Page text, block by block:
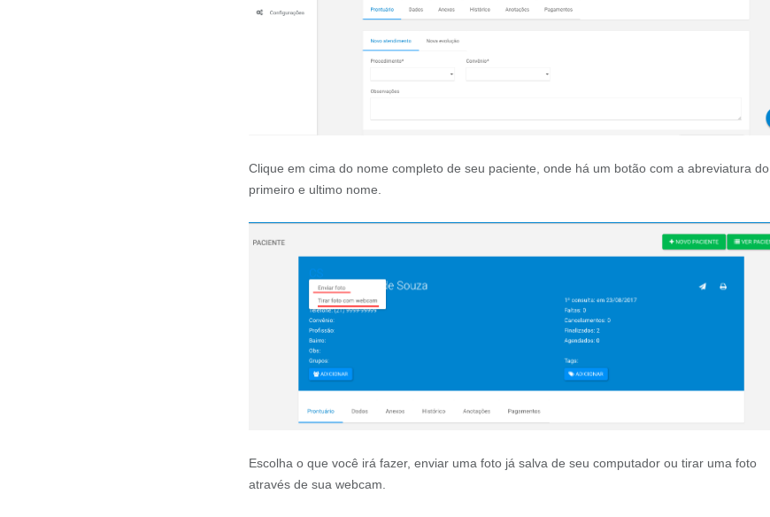
Clique em cima do nome completo de seu paciente, onde há um botão com a abreviatura do
primeiro e ultimo nome.
Escolha o que você irá fazer, enviar uma foto já salva de seu computador ou tirar uma foto
através de sua webcam.